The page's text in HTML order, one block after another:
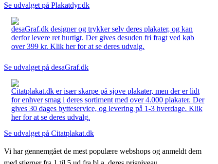
Se udvalget på Plakatdyr.dk
desaGraf.dk designer og trykker selv deres plakater, og kan
derfor levere ret hurtigt. Der gives desuden fri fragt ved køb
over 399 kr. Klik her for at se deres udvalg.
Se udvalget på desaGraf.dk
Citatplakat.dk er især skarpe på sjove plakater, men der er lidt
for enhver smag i deres sortiment med over 4.000 plakater. Der
gives 30 dages bytteservice, og levering på 1-3 hverdage. Klik
her for at se deres udvalg.
Se udvalget på Citatplakat.dk
Vi har gennemgået de mest populære webshops og anmeldt dem